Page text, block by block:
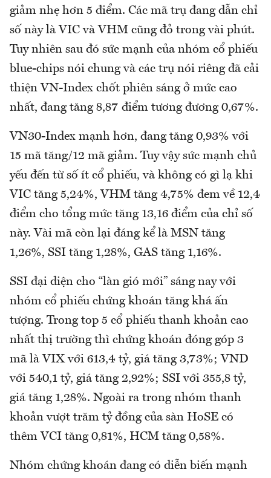
giảm nhẹ hơn 5 điểm. Các mã trụ đang dẫn chỉ
số này là VIC và VHM cũng đỏ trong vài phút.
Tuy nhiên sau đó sức mạnh của nhóm cổ phiếu
blue-chips nói chung và các trụ nói riêng đã cải
thiện VN-Index chốt phiên sáng ở mức cao
nhất, đang tăng 8,87 điểm tương đương 0,67%.
VN30-Index mạnh hơn, đang tăng 0,93% với
15 mã tăng/12 mã giảm. Tuy vậy sức mạnh chủ
yếu đến từ số ít cổ phiếu, và không có gì lạ khi
VIC tăng 5,24%, VHM tăng 4,75% đem về 12,4
điểm cho tổng mức tăng 13,16 điểm của chỉ số
này. Vài mã còn lại đáng kể là MSN tăng
1,26%, SSI tăng 1,28%, GAS tăng 1,16%.
SSI đại diện cho “làn gió mới” sáng nay với
nhóm cổ phiếu chứng khoán tăng khá ấn
tượng. Trong top 5 cổ phiếu thanh khoản cao
nhất thị trường thì chứng khoán đóng góp 3
mã là VIX với 613,4 tỷ, giá tăng 3,73%; VND
với 540,1 tỷ, giá tăng 2,92%; SSI với 355,8 tỷ,
giá tăng 1,28%. Ngoài ra trong nhóm thanh
khoản vượt trăm tỷ đồng của sàn HoSE có
thêm VCI tăng 0,81%, HCM tăng 0,58%.
Nhóm chứng khoán đang có diễn biến mạnh